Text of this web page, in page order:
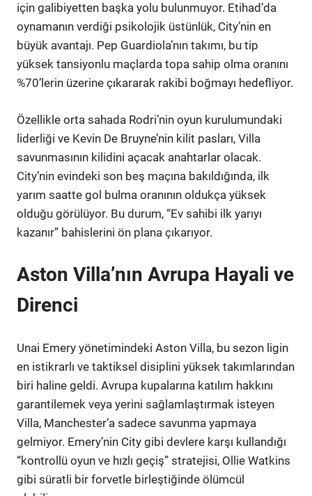
için galibiyetten başka yolu bulunmuyor. Etihad’da
oynamanın verdiği psikolojik üstünlük, City’nin en
büyük avantajı. Pep Guardiola’nın takımı, bu tip
yüksek tansiyonlu maçlarda topa sahip olma oranını
%70’lerin üzerine çıkararak rakibi boğmayı hedefliyor.
Özellikle orta sahada Rodri’nin oyun kurulumundaki
liderliği ve Kevin De Bruyne’nin kilit pasları, Villa
savunmasının kilidini açacak anahtarlar olacak.
City’nin evindeki son beş maçına bakıldığında, ilk
yarım saatte gol bulma oranının oldukça yüksek
olduğu görülüyor. Bu durum, “Ev sahibi ilk yarıyı
kazanır” bahislerini ön plana çıkarıyor.
Aston Villa’nın Avrupa Hayali ve
Direnci
Unai Emery yönetimindeki Aston Villa, bu sezon ligin
en istikrarlı ve taktiksel disiplini yüksek takımlarından
biri haline geldi. Avrupa kupalarına katılım hakkını
garantilemek veya yerini sağlamlaştırmak isteyen
Villa, Manchester’a sadece savunma yapmaya
gelmiyor. Emery’nin City gibi devlere karşı kullandığı
“kontrollü oyun ve hızlı geçiş” stratejisi, Ollie Watkins
gibi süratli bir forvetle birleştiğinde ölümcül